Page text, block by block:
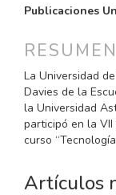
ARTÍCULO
Publicaciones
RESUMEN
La Universidad
Davies de la
la Universidad
participó en la
curso
Artículos